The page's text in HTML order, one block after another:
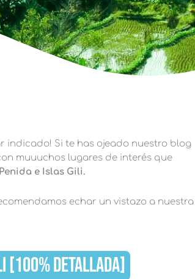
indicado! Si te has ojeado nuestro blog
muuuchos lugares de interés que
e Islas Gili.
echar un vistazo a nuestra
[100% DETALLADA]